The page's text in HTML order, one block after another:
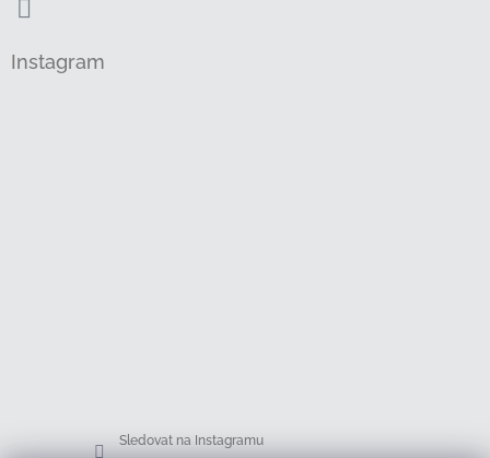
Instagram
Sledovat na Instagramu